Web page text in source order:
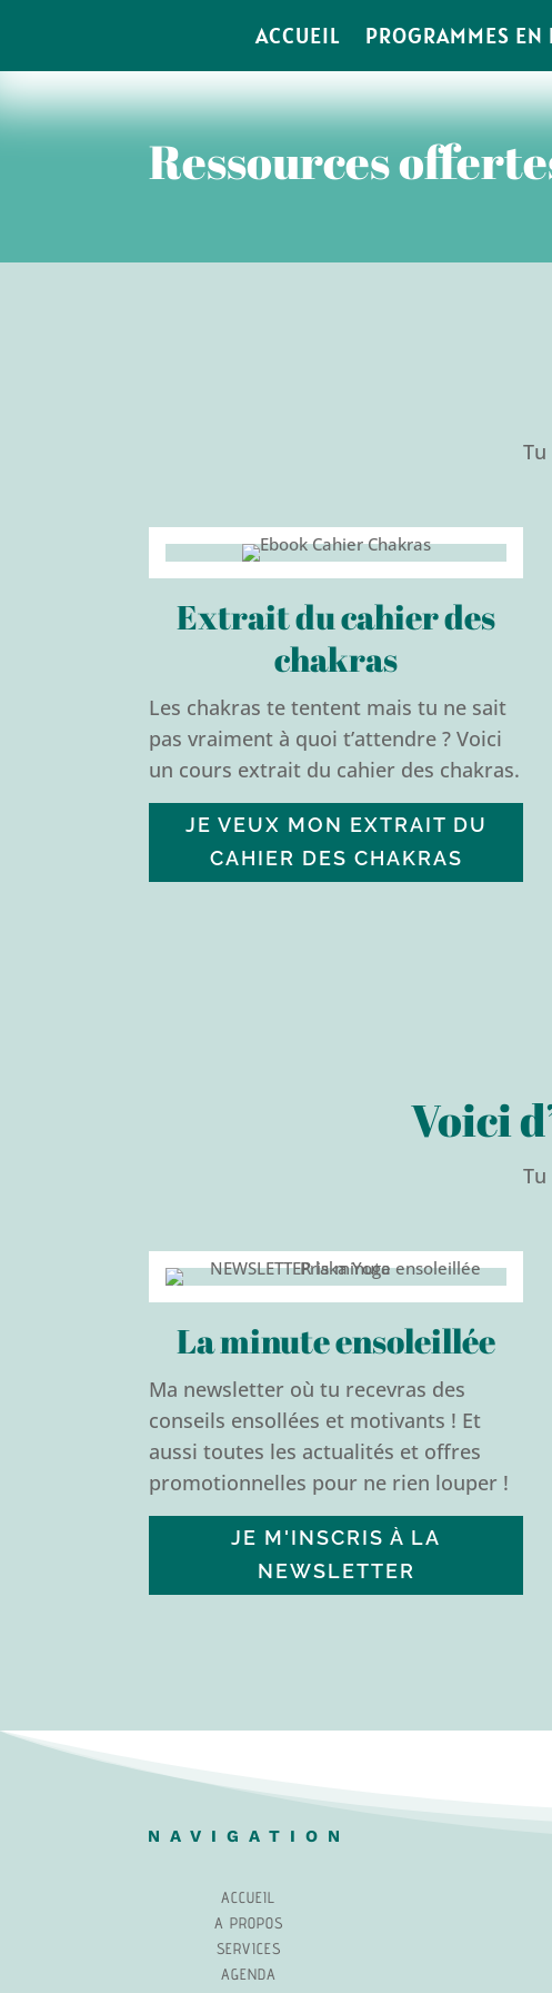
ACCUEIL PROGRAMMES EN
Ressources
Extrait du cahier des
chakras
Les chakras te tentent mais tu ne sait
pas vraiment à quoi t’attendre ? Voici
un cours extrait du cahier des chakras.
JE VEUX MON EXTRAIT DU
CAHIER DES CHAKRAS
Voici
La minute ensoleillée
Ma newsletter où tu recevras des
conseils ensollées et motivants ! Et
aussi toutes les actualités et offres
promotionnelles pour ne rien louper !
JE M'INSCRIS À LA
NEWSLETTER
NAVIGATION
ACCUEIL
A PROPOS
SERVICES
AGENDA